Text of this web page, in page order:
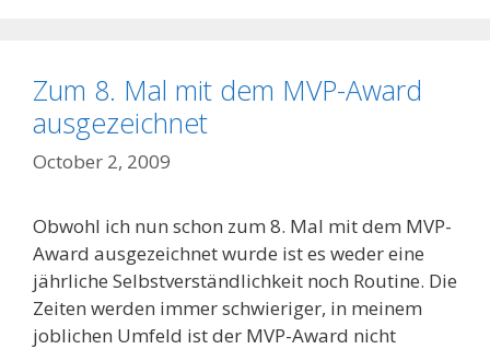
Zum 8. Mal mit dem MVP-Award
ausgezeichnet
October 2, 2009
Obwohl ich nun schon zum 8. Mal mit dem MVP-
Award ausgezeichnet wurde ist es weder eine
jährliche Selbstverständlichkeit noch Routine. Die
Zeiten werden immer schwieriger, in meinem
joblichen Umfeld ist der MVP-Award nicht